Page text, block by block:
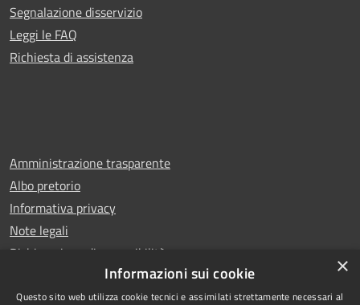
Segnalazione disservizio
Leggi le FAQ
Richiesta di assistenza
Amministrazione trasparente
Albo pretorio
Informativa privacy
Note legali
Dichiarazione di accessibilità
×
Informazioni sui cookie
Questo sito web utilizza cookie tecnici e assimilati strettamente necessari al